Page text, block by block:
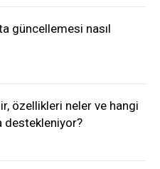
güncellemesi nasıl
özellikleri neler ve hangi
destekleniyor?